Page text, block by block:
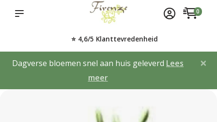
0
⭐ 4,6/5 Klanttevredenheid
Dagverse bloemen snel aan huis geleverd Lees
meer
×